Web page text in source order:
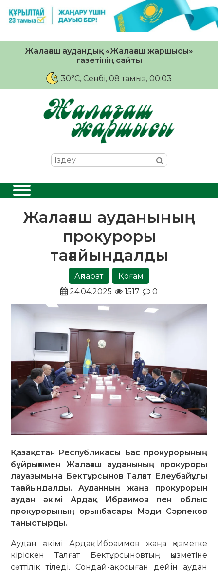
Жалағаш аудандық «Жалағаш жаршысы»
газетінің сайты
30°C, Сенбі, 08 тамыз, 00:03
Жалағаш ауданының
прокуроры
тағайындалды
Ақпарат
Қоғам
24.04.2025
1517 0
Қазақстан Республикасы Бас прокурорының
бұйрығымен Жалағаш ауданының прокуроры
лауазымына Бектұрсынов Талғат Елеубайұлы
тағайындалды. Ауданның жаңа прокурорын
аудан әкімі Ардақ Ибраимов пен облыс
прокурорының орынбасары Мәди Сәрпеков
таныстырды.
Аудан әкімі Ардақ Ибраимов жаңа қызметке
кіріскен Талғат Бектұрсыновтың қызметіне
сәттілік тіледі. Сондай-ақ осыған дейін аудан